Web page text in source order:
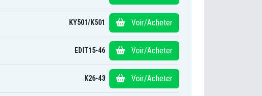
KY501/K501 Voir/Acheter
EDIT15-46 Voir/Acheter
K26-43 Voir/Acheter